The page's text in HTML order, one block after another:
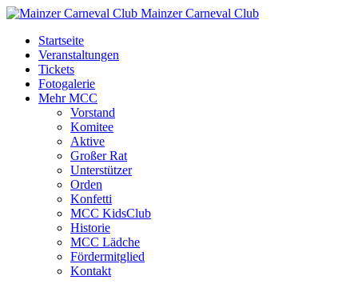
Mainzer Carneval Club
Startseite
Veranstaltungen
Tickets
Fotogalerie
Mehr MCC
Vorstand
Komitee
Aktive
Großer Rat
Unterstützer
Orden
Konfetti
MCC KidsClub
Historie
MCC Lädche
Fördermitglied
Kontakt